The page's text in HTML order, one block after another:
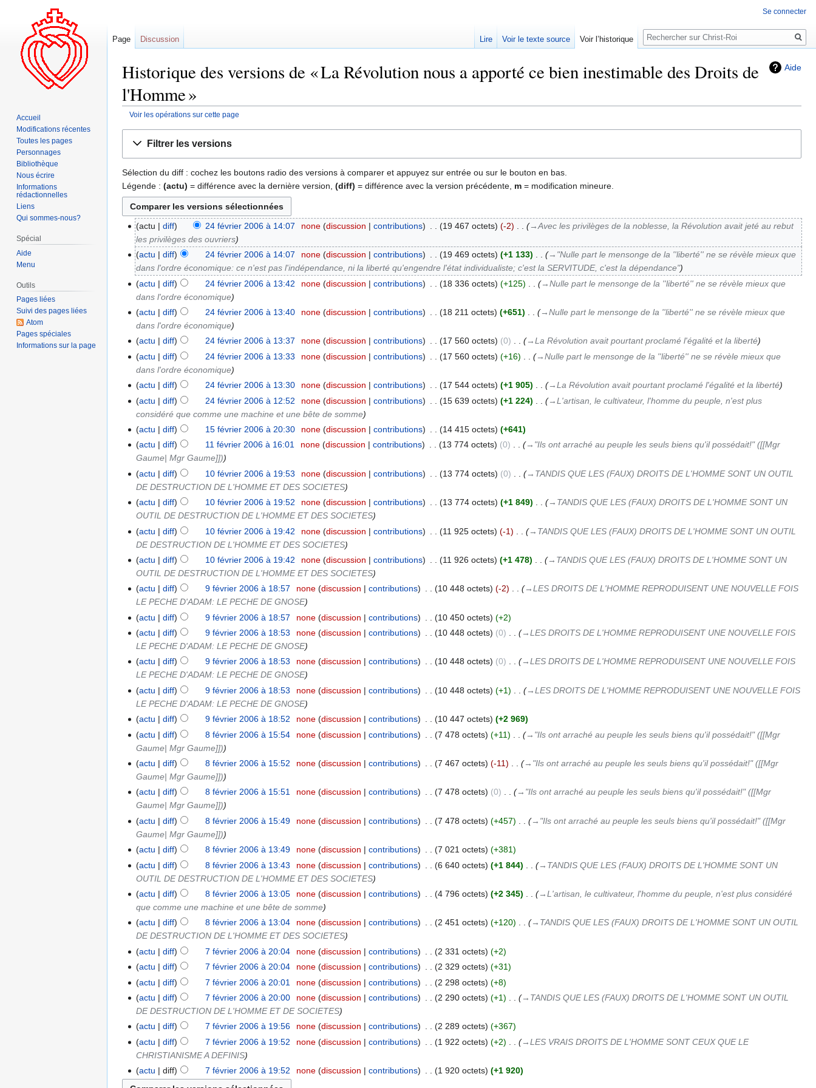
Aide
Historique des versions de « La Révolution nous a apporté ce bien inestimable des Droits de
l'Homme »
Voir les opérations sur cette page
navigation
recherche
Filtrer les versions
Sélection du diff : cochez les boutons radio des versions à comparer et appuyez sur entrée ou sur le bouton en bas.
Légende : (actu) = différence avec la dernière version, (diff) = différence avec la version précédente, m = modification mineure.
actu diff 24 février 2006 à 14:07 none discussion contributions 19 467 octets -2
→‎Avec les privilèges de la noblesse, la Révolution avait jeté au rebut
les privilèges des ouvriers
actu
diff 24 février 2006 à 14:07 none discussion contributions 19 469 octets +1 133
→‎"Nulle part le mensonge de la ''liberté'' ne se révèle mieux que
dans l'ordre économique: ce n'est pas l'indépendance, ni la liberté qu'engendre l'état individualiste; c'est la SERVITUDE, c'est la dépendance"
actu
diff 24 février 2006 à 13:42 none discussion contributions 18 336 octets +125
→‎Nulle part le mensonge de la ''liberté'' ne se révèle mieux que
dans l'ordre économique
actu
diff 24 février 2006 à 13:40 none discussion contributions 18 211 octets +651
→‎Nulle part le mensonge de la ''liberté'' ne se révèle mieux que
dans l'ordre économique
actu
diff 24 février 2006 à 13:37 none discussion contributions 17 560 octets 0
→‎La Révolution avait pourtant proclamé l'égalité et la liberté
actu
diff 24 février 2006 à 13:33 none discussion contributions 17 560 octets +16
→‎Nulle part le mensonge de la ''liberté'' ne se révèle mieux que
dans l'ordre économique
actu
diff 24 février 2006 à 13:30 none discussion contributions 17 544 octets +1 905
→‎La Révolution avait pourtant proclamé l'égalité et la liberté
actu
diff 24 février 2006 à 12:52 none discussion contributions 15 639 octets +1 224
→‎L'artisan, le cultivateur, l'homme du peuple, n'est plus
considéré que comme une machine et une bête de somme
actu
diff 15 février 2006 à 20:30 none discussion contributions 14 415 octets
+641
actu
diff 11 février 2006 à 16:01 none discussion contributions 13 774 octets 0
→‎"Ils ont arraché au peuple les seuls biens qu'il possédait!" ([[Mgr
Gaume| Mgr Gaume]])
actu
diff 10 février 2006 à 19:53 none discussion contributions 13 774 octets 0
→‎TANDIS QUE LES (FAUX) DROITS DE L'HOMME SONT UN OUTIL
DE DESTRUCTION DE L'HOMME ET DES SOCIETES
actu
diff 10 février 2006 à 19:52 none discussion contributions 13 774 octets +1 849
→‎TANDIS QUE LES (FAUX) DROITS DE L'HOMME SONT UN
OUTIL DE DESTRUCTION DE L'HOMME ET DES SOCIETES
actu
diff 10 février 2006 à 19:42 none discussion contributions 11 925 octets -1
→‎TANDIS QUE LES (FAUX) DROITS DE L'HOMME SONT UN OUTIL
DE DESTRUCTION DE L'HOMME ET DES SOCIETES
actu
diff 10 février 2006 à 19:42 none discussion contributions 11 926 octets +1 478
→‎TANDIS QUE LES (FAUX) DROITS DE L'HOMME SONT UN
OUTIL DE DESTRUCTION DE L'HOMME ET DES SOCIETES
actu
diff 9 février 2006 à 18:57 none discussion contributions 10 448 octets -2
→‎LES DROITS DE L'HOMME REPRODUISENT UNE NOUVELLE FOIS
LE PECHE D'ADAM: LE PECHE DE GNOSE
actu
diff 9 février 2006 à 18:57 none discussion contributions 10 450 octets
+2
actu
diff 9 février 2006 à 18:53 none discussion contributions 10 448 octets 0
→‎LES DROITS DE L'HOMME REPRODUISENT UNE NOUVELLE FOIS
LE PECHE D'ADAM: LE PECHE DE GNOSE
actu
diff 9 février 2006 à 18:53 none discussion contributions 10 448 octets 0
→‎LES DROITS DE L'HOMME REPRODUISENT UNE NOUVELLE FOIS
LE PECHE D'ADAM: LE PECHE DE GNOSE
actu
diff 9 février 2006 à 18:53 none discussion contributions 10 448 octets +1
→‎LES DROITS DE L'HOMME REPRODUISENT UNE NOUVELLE FOIS
LE PECHE D'ADAM: LE PECHE DE GNOSE
actu
diff 9 février 2006 à 18:52 none discussion contributions 10 447 octets
+2 969
actu
diff 8 février 2006 à 15:54 none discussion contributions 7 478 octets +11
→‎"Ils ont arraché au peuple les seuls biens qu'il possédait!" ([[Mgr
Gaume| Mgr Gaume]])
actu
diff 8 février 2006 à 15:52 none discussion contributions 7 467 octets -11
→‎"Ils ont arraché au peuple les seuls biens qu'il possédait!" ([[Mgr
Gaume| Mgr Gaume]])
actu
diff 8 février 2006 à 15:51 none discussion contributions 7 478 octets 0
→‎"Ils ont arraché au peuple les seuls biens qu'il possédait!" ([[Mgr
Gaume| Mgr Gaume]])
actu
diff 8 février 2006 à 15:49 none discussion contributions 7 478 octets +457
→‎"Ils ont arraché au peuple les seuls biens qu'il possédait!" ([[Mgr
Gaume| Mgr Gaume]])
actu
diff 8 février 2006 à 13:49 none discussion contributions 7 021 octets
+381
actu
diff 8 février 2006 à 13:43 none discussion contributions 6 640 octets +1 844
→‎TANDIS QUE LES (FAUX) DROITS DE L'HOMME SONT UN
OUTIL DE DESTRUCTION DE L'HOMME ET DES SOCIETES
actu
diff 8 février 2006 à 13:05 none discussion contributions 4 796 octets +2 345
→‎L'artisan, le cultivateur, l'homme du peuple, n'est plus considéré
que comme une machine et une bête de somme
actu
diff 8 février 2006 à 13:04 none discussion contributions 2 451 octets +120
→‎TANDIS QUE LES (FAUX) DROITS DE L'HOMME SONT UN OUTIL
DE DESTRUCTION DE L'HOMME ET DES SOCIETES
actu
diff 7 février 2006 à 20:04 none discussion contributions 2 331 octets
+2
actu
diff 7 février 2006 à 20:04 none discussion contributions 2 329 octets
+31
actu
diff 7 février 2006 à 20:01 none discussion contributions 2 298 octets
+8
actu
diff 7 février 2006 à 20:00 none discussion contributions 2 290 octets +1
→‎TANDIS QUE LES (FAUX) DROITS DE L'HOMME SONT UN OUTIL
DE DESTRUCTION DE L'HOMME ET DE SOCIETES
actu
diff 7 février 2006 à 19:56 none discussion contributions 2 289 octets
+367
actu
diff 7 février 2006 à 19:52 none discussion contributions 1 922 octets +2
→‎LES VRAIS DROITS DE L'HOMME SONT CEUX QUE LE
CHRISTIANISME A DEFINIS
actu
diff 7 février 2006 à 19:52 none discussion contributions 1 920 octets +1 920
Se connecter
Page Discussion Lire Voir le texte source Voir l’historique
Rechercher
Accueil
Modifications récentes
Toutes les pages
Personnages
Bibliothèque
Nous écrire
Informations
rédactionnelles
Liens
Qui sommes-nous?
Spécial
Aide
Menu
Outils
Pages liées
Suivi des pages liées
Atom
Pages spéciales
Informations sur la page